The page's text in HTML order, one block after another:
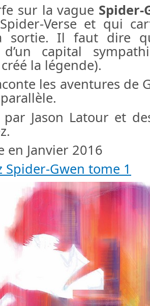
sur la vague Spider-
Verse et qui
sortie. Il faut dire
d’un capital
créé la légende).
les aventures de
par Jason Latour et
en Janvier 2016
Spider-Gwen tome 1